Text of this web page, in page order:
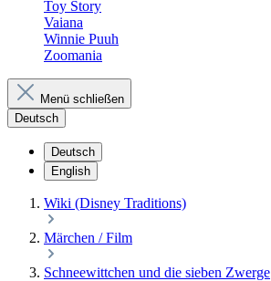
Toy Story
Vaiana
Winnie Puuh
Zoomania
Menü schließen
Deutsch
Deutsch
English
Wiki (Disney Traditions)
Märchen / Film
Schneewittchen und die sieben Zwerge